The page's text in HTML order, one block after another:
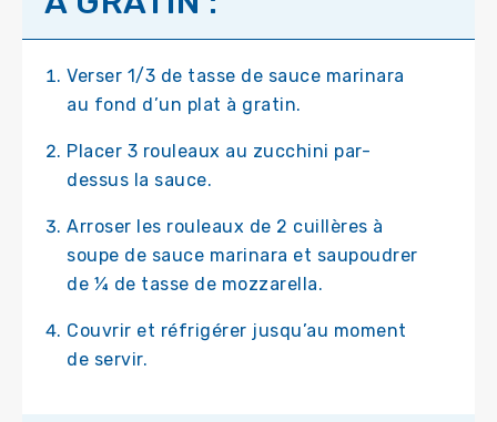
Verser 1/3 de tasse de sauce marinara
au fond d’un plat à gratin.
Placer 3 rouleaux au zucchini par-
dessus la sauce.
Arroser les rouleaux de 2 cuillères à
soupe de sauce marinara et saupoudrer
de ¼ de tasse de mozzarella.
Couvrir et réfrigérer jusqu’au moment
de servir.